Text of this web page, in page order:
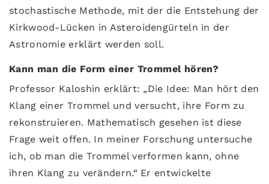
stochastische Methode, mit der die Entstehung der
Kirkwood-Lücken in Asteroidengürteln in der
Astronomie erklärt werden soll.
Kann man die Form einer Trommel hören?
Professor Kaloshin erklärt: „Die Idee: Man hört den
Klang einer Trommel und versucht, ihre Form zu
rekonstruieren. Mathematisch gesehen ist diese
Frage weit offen. In meiner Forschung untersuche
ich, ob man die Trommel verformen kann, ohne
ihren Klang zu verändern.“ Er entwickelte